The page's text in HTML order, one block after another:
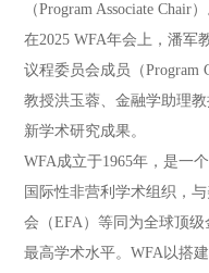
（Program Associate Chair）
在2025 WFA年会上，潘军
议程委员会成员（Program
教授洪玉蓉、金融学助理
新学术研究成果。
WFA成立于1965年，是一
国际性非营利学术组织，
会（EFA）等同为全球顶
最高学术水平。WFA以搭